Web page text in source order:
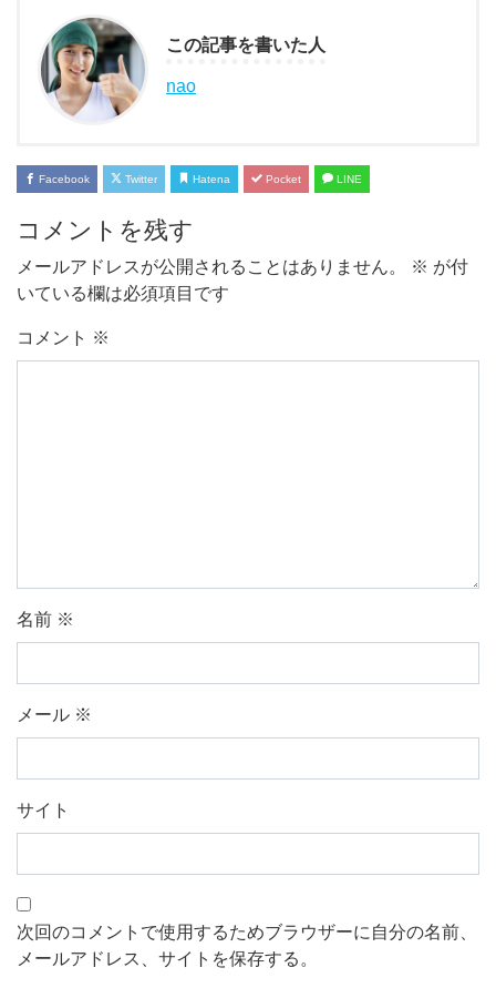
この記事を書いた人
nao
Facebook Twitter Hatena Pocket LINE
コメントを残す
メールアドレスが公開されることはありません。 ※ が付
いている欄は必須項目です
コメント ※
名前 ※
メール ※
サイト
次回のコメントで使用するためブラウザーに自分の名前、
メールアドレス、サイトを保存する。